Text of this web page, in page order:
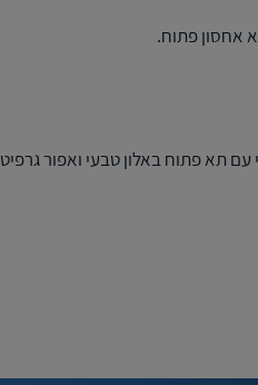
עם תא פתוח באלון טבעי ואפור גרפיט